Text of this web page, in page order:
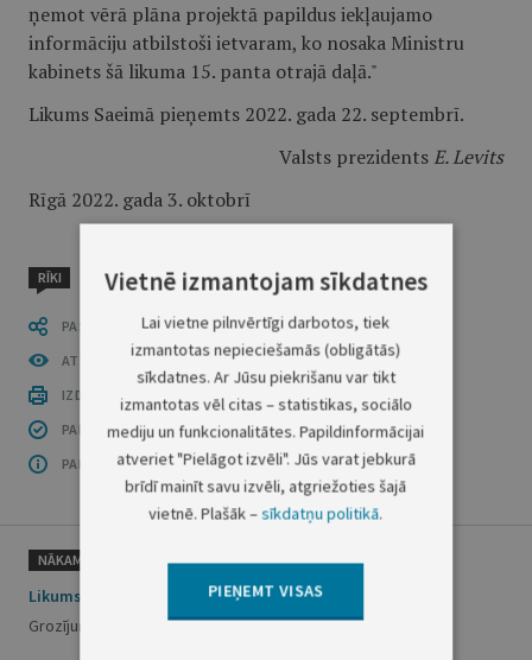
ņemot vērā plāna projektā papildus iekļaujamo
informāciju atbilstoši ietvaram, ko nosaka Ministru
kabinets šā likuma 15. panta otrajā daļā."
Likums Saeimā pieņemts 2022. gada 22. septembrī.
Valsts prezidentsE. Levits
Rīgā 2022. gada 3. oktobrī
RĪKI
PASTĀSTI CITIEM
ATVĒRT PUBLIKĀCIJU (PDF)
IZDRUKĀT PUBLIKĀCIJU
PAR INFORMĀCIJAS DROŠĪBU
PAR ŠO GRUPU
NĀKAMAIS
Likums
Grozījumi Dzīvnieku aizsardzības likumā
Vietnē izmantojam sīkdatnes
Lai vietne pilnvērtīgi darbotos, tiek
izmantotas nepieciešamās (obligātās)
sīkdatnes. Ar Jūsu piekrišanu var tikt
izmantotas vēl citas – statistikas, sociālo
mediju un funkcionalitātes. Papildinformācijai
atveriet "Pielāgot izvēli". Jūs varat jebkurā
brīdī mainīt savu izvēli, atgriežoties šajā
vietnē. Plašāk –sīkdatņu politikā.
PIEŅEMT VISAS